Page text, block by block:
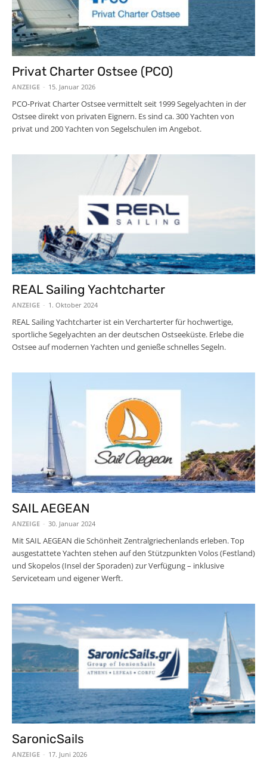
Privat Charter Ostsee (PCO)
ANZEIGE - 15. Januar 2026
PCO-Privat Charter Ostsee vermittelt seit 1999 Segelyachten in der
Ostsee direkt von privaten Eignern. Es sind ca. 300 Yachten von
privat und 200 Yachten von Segelschulen im Angebot.
REAL Sailing Yachtcharter
ANZEIGE - 1. Oktober 2024
REAL Sailing Yachtcharter ist ein Vercharterter für hochwertige,
sportliche Segelyachten an der deutschen Ostseeküste. Erlebe die
Ostsee auf modernen Yachten und genieße schnelles Segeln.
SAIL AEGEAN
ANZEIGE - 30. Januar 2024
Mit SAIL AEGEAN die Schönheit Zentralgriechenlands erleben. Top
ausgestattete Yachten stehen auf den Stützpunkten Volos (Festland)
und Skopelos (Insel der Sporaden) zur Verfügung – inklusive
Serviceteam und eigener Werft.
SaronicSails
ANZEIGE - 17. Juni 2026